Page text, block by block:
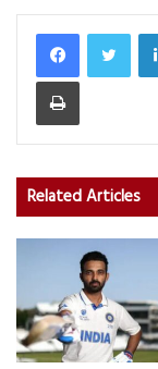
Print
Related Articles